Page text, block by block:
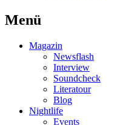
Menü
Magazin
Newsflash
Interview
Soundcheck
Literatour
Blog
Nightlife
Events